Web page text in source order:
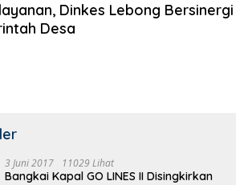
Dinkes Lebong Bersinergi
Desa
3 Juni 2017 11029 Lihat
Bangkai Kapal GO LINES II Disingkirkan